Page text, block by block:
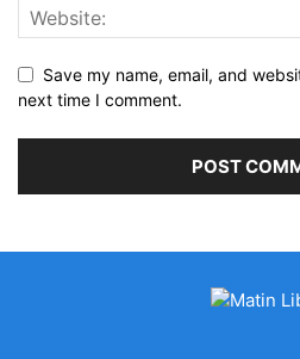
Save my name, email, and
next time I comment.